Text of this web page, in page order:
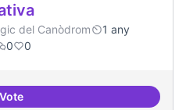
del Canòdrom
1 any
0 0
VoteRelatoria col·laborativa